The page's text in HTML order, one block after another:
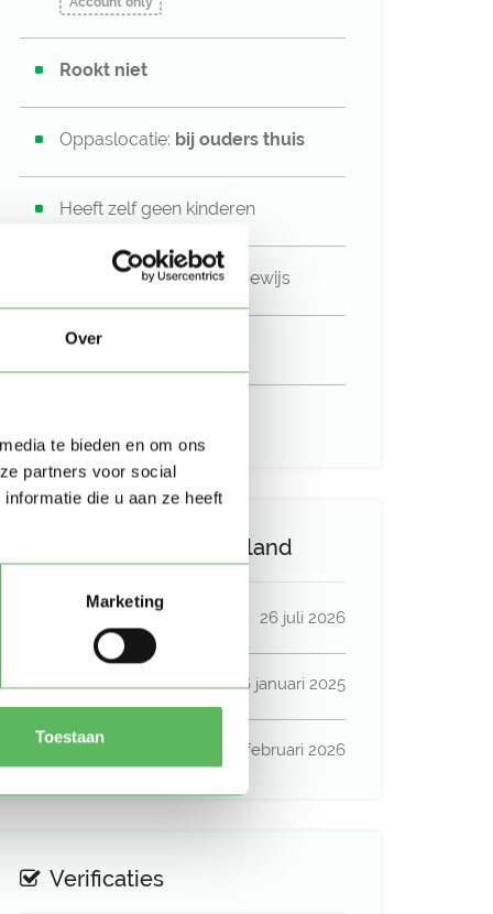
Over
te bieden en om ons
partners voor social
die u aan ze heeft
Marketing
Toestaan
Rookt niet
Oppaslocatie: bij ouders thuis
Heeft zelf geen kinderen
Niet in bezit van een rijbewijs
Geen auto beschikbaar
Activiteit op Oppasland
Laatste activiteit 26 juli 2026
Lid sinds 26 januari 2025
Profiel bijgewerkt 08 februari 2026
Verificaties